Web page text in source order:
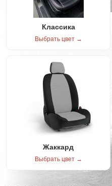
Классика
Выбрать цвет →
Жаккард
Выбрать цвет →